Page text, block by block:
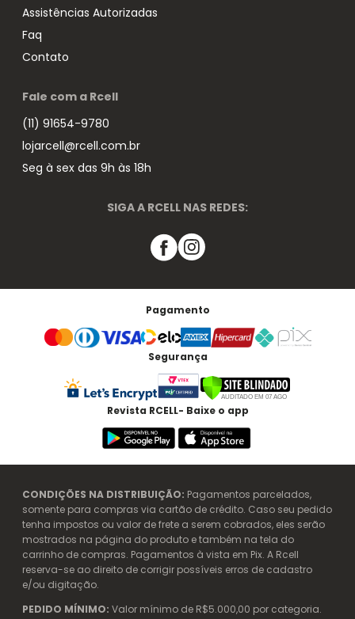
Assistências Autorizadas
Faq
Contato
Fale com a Rcell
(11) 91654-9780
lojarcell@rcell.com.br
Seg à sex das 9h às 18h
SIGA A RCELL NAS REDES:
Pagamento
Segurança
Revista RCELL- Baixe o app
CONDIÇÕES NA DISTRIBUIÇÃO: Pagamentos parcelados,
somente para compras via cartão de crédito. Caso seu pedido
tenha impostos ou valor de frete a serem cobrados, eles serão
mostrados na página do produto e também na tela do
carrinho de compras. Pagamentos à vista em Pix. A Rcell
reserva-se ao direito de corrigir possíveis erros de cadastro
e/ou digitação.
PEDIDO MÍNIMO: Valor mínimo de R$5.000,00 por categoria.